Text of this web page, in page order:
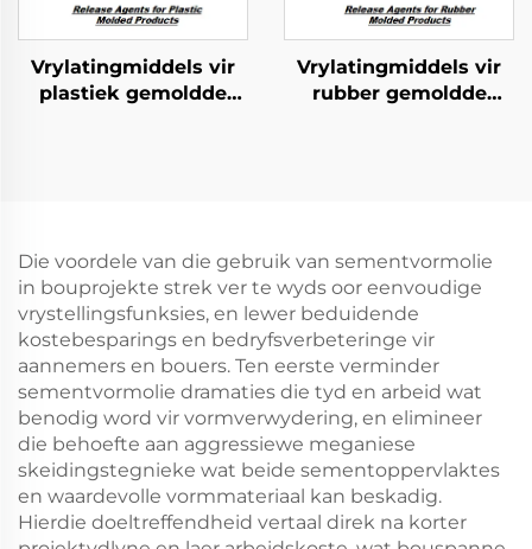
Vrylatingmiddels vir
plastiek gemoldde
Vrylatingmiddels vir
rubber gemoldde
Die voordele van die gebruik van sementvormolie
in bouprojekte strek ver te wyds oor eenvoudige
vrystellingsfunksies, en lewer beduidende
kostebesparings en bedryfsverbeteringe vir
aannemers en bouers. Ten eerste verminder
sementvormolie dramaties die tyd en arbeid wat
benodig word vir vormverwydering, en elimineer
die behoefte aan aggressiewe meganiese
skeidingstegnieke wat beide sementoppervlaktes
en waardevolle vormmateriaal kan beskadig.
Hierdie doeltreffendheid vertaal direk na korter